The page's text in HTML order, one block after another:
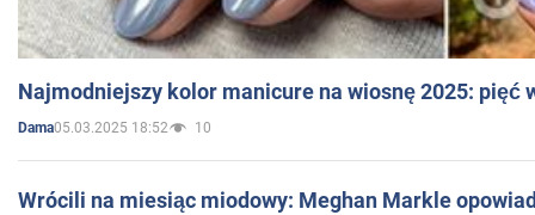
Najmodniejszy kolor manicure na wiosnę 2025: pięć
Dama05.03.2025 18:52 10
Wrócili na miesiąc miodowy: Meghan Markle